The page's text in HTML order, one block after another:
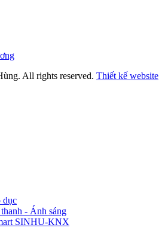
All rights reserved. Thiết kế website
dục
- Ánh sáng
SINHU-KNX